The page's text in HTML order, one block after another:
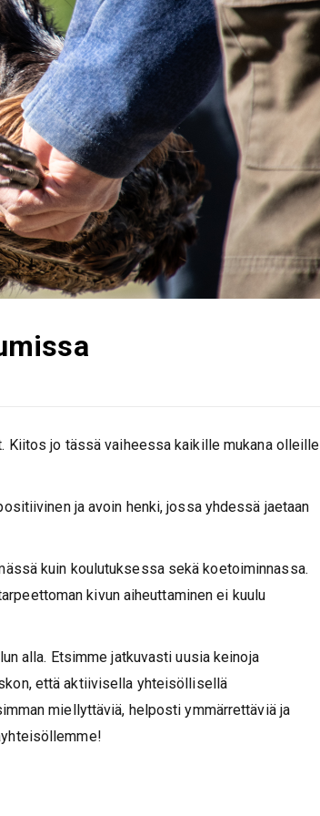
Kiitos jo tässä vaiheessa kaikille mukana olleille
ja avoin henki, jossa yhdessä jaetaan
kuin koulutuksessa sekä koetoiminnassa.
kivun aiheuttaminen ei kuulu
alla. Etsimme jatkuvasti uusia keinoja
että aktiivisella yhteisöllisellä
miellyttäviä, helposti ymmärrettäviä ja